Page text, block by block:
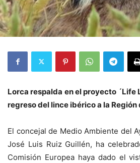
Lorca respalda en el proyecto ´Life
regreso del lince ibérico a la Región
El concejal de Medio Ambiente del
José Luis Ruiz Guillén, ha
Comisión Europea haya dado el